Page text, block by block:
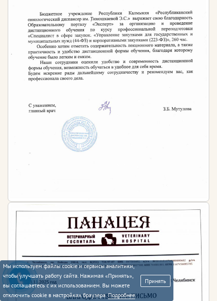
Мы используем файлы cookie и сервисы аналитики,
чтобы улучшать работу сайта. Нажимая «Принять»,
вы соглашаетесь с их использованием. Вы можете
отключить cookie в настройках браузера.Подробнее.
Принять